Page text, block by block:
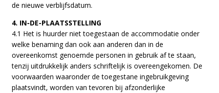
de nieuwe verblijfsdatum.
4. IN-DE-PLAATSSTELLING
4.1 Het is huurder niet toegestaan de accommodatie onder
welke benaming dan ook aan anderen dan in de
overeenkomst genoemde personen in gebruik af te staan,
tenzij uitdrukkelijk anders schriftelijk is overeengekomen. De
voorwaarden waaronder de toegestane ingebruikgeving
plaatsvindt, worden van tevoren bij afzonderlijke